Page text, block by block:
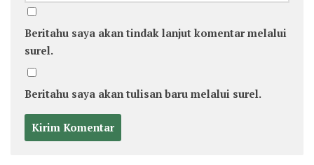
Beritahu saya akan tindak lanjut komentar melalui
surel.
Beritahu saya akan tulisan baru melalui surel.